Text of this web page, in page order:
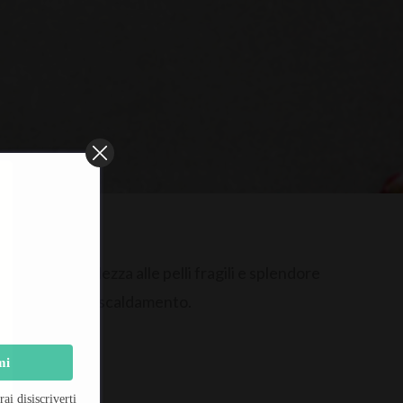
bellezza alle pelli fragili e splendore
di surriscaldamento.
disiscriverti